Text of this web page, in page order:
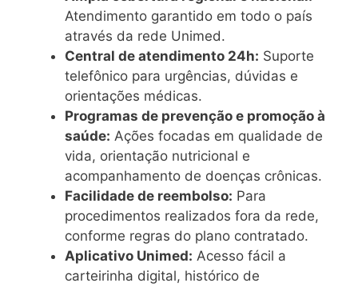
Atendimento garantido em todo o país
através da rede Unimed.
Central de atendimento 24h: Suporte
telefônico para urgências, dúvidas e
orientações médicas.
Programas de prevenção e promoção à
saúde: Ações focadas em qualidade de
vida, orientação nutricional e
acompanhamento de doenças crônicas.
Facilidade de reembolso: Para
procedimentos realizados fora da rede,
conforme regras do plano contratado.
Aplicativo Unimed: Acesso fácil a
carteirinha digital, histórico de